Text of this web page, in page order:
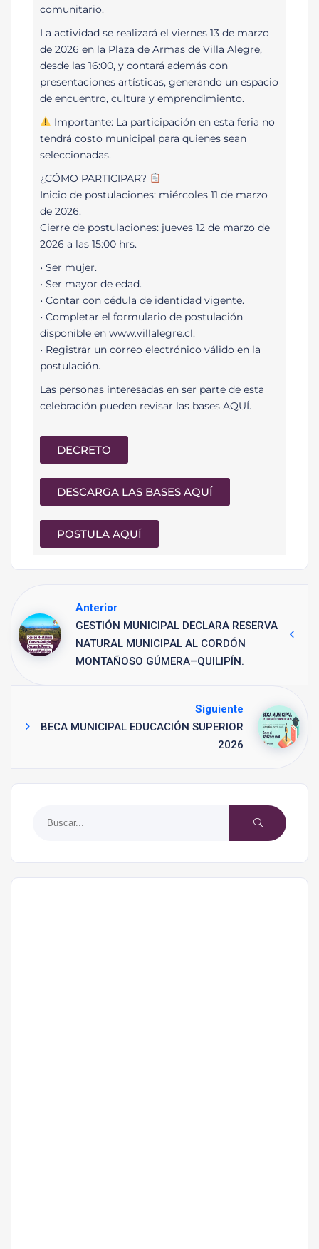
comunitario.
La actividad se realizará el viernes 13 de marzo
de 2026 en la Plaza de Armas de Villa Alegre,
desde las 16:00, y contará además con
presentaciones artísticas, generando un espacio
de encuentro, cultura y emprendimiento.
Importante: La participación en esta feria no
tendrá costo municipal para quienes sean
seleccionadas.
¿CÓMO PARTICIPAR?
Inicio de postulaciones: miércoles 11 de marzo
de 2026.
Cierre de postulaciones: jueves 12 de marzo de
2026 a las 15:00 hrs.
•⁠ ⁠Ser mujer.
•⁠ ⁠Ser mayor de edad.
•⁠ ⁠Contar con cédula de identidad vigente.
•⁠ ⁠Completar el formulario de postulación
disponible en www.villalegre.cl.
•⁠ ⁠Registrar un correo electrónico válido en la
postulación.
Las personas interesadas en ser parte de esta
celebración pueden revisar las bases AQUÍ.
DECRETO
DESCARGA LAS BASES AQUÍ
POSTULA AQUÍ
Anterior
GESTIÓN MUNICIPAL DECLARA RESERVA
NATURAL MUNICIPAL AL CORDÓN
MONTAÑOSO GÚMERA–QUILIPÍN.
Siguiente
BECA MUNICIPAL EDUCACIÓN SUPERIOR
2026